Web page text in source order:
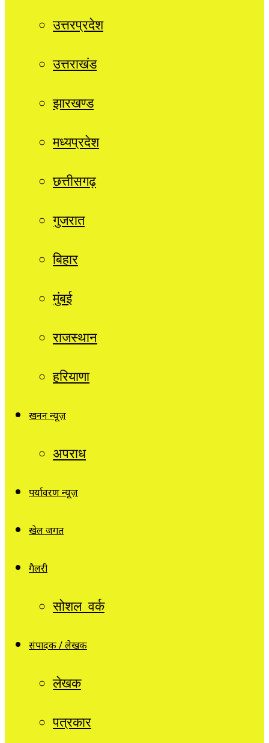
उत्तरप्रदेश
उत्तराखंड
झारखण्ड
मध्यप्रदेश
छत्तीसगढ़
गुजरात
बिहार
मुंबई
राजस्थान
हरियाणा
खनन न्यूज़
अपराध
पर्यावरण न्यूज़
खेल जगत
गैलरी
सोशल वर्क
संपादक / लेखक
लेखक
पत्रकार